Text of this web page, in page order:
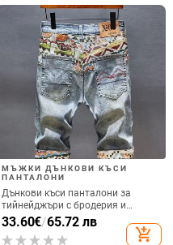
МЪЖКИ ДЪНКОВИ КЪСИ
ПАНТАЛОНИ
Дънкови къси панталони за
тийнейджъри с бродерия и
разкъсвания, корейски стил, слим
фит, микроеластичност, лято
33.60€/65.72 лв
add_shopping_cart